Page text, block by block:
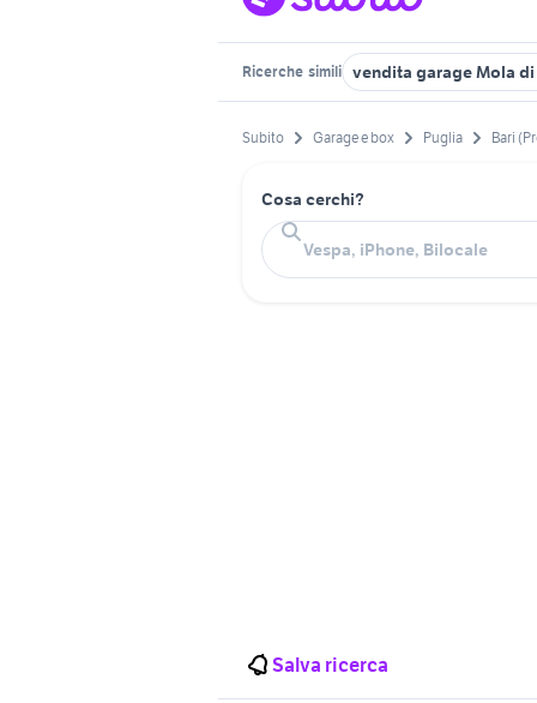
Ricerche simili vendita garage Mola di
Subito Garage e box Puglia Bari
Cosa cerchi?
Salva ricerca